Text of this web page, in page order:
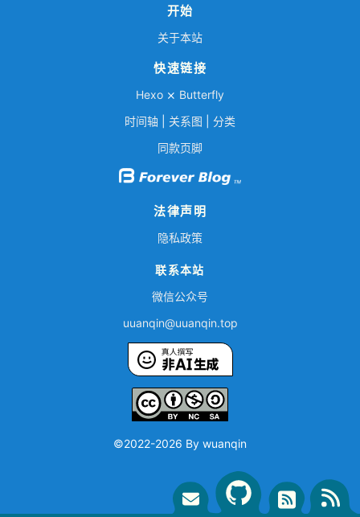
开始
关于本站
快速链接
Hexo ⨯ Butterfly
时间轴
关系图
分类
同款页脚
法律声明
隐私政策
联系本站
微信公众号
uuanqin@uuanqin.top
©2022-2026 By wuanqin
G
E F R